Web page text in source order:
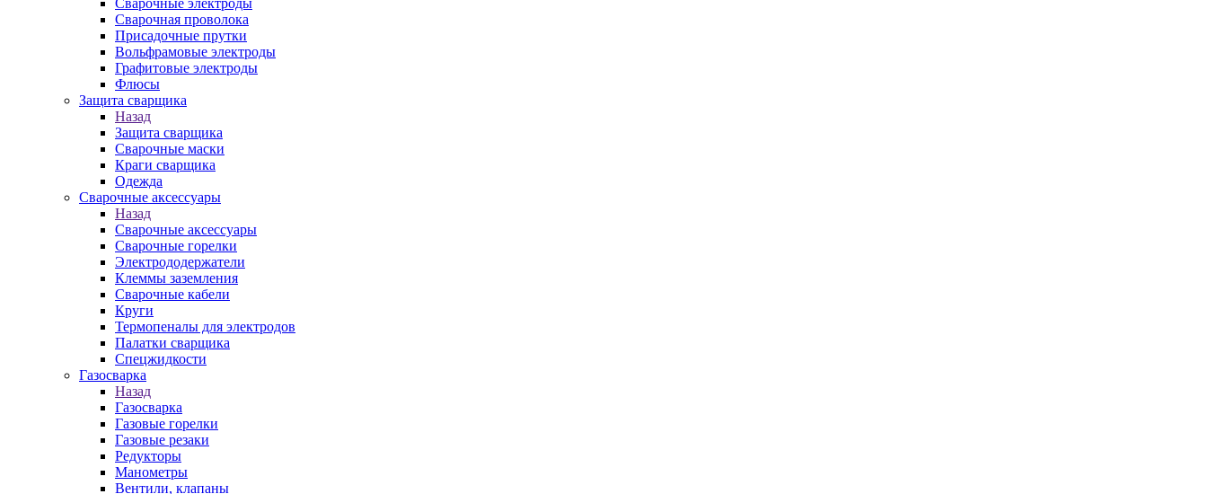
Сварочные электроды
Сварочная проволока
Присадочные прутки
Вольфрамовые электроды
Графитовые электроды
Флюсы
Защита сварщика
Назад
Защита сварщика
Сварочные маски
Краги сварщика
Одежда
Сварочные аксессуары
Назад
Сварочные аксессуары
Сварочные горелки
Электрододержатели
Клеммы заземления
Сварочные кабели
Круги
Термопеналы для электродов
Палатки сварщика
Спецжидкости
Газосварка
Назад
Газосварка
Газовые горелки
Газовые резаки
Редукторы
Манометры
Вентили, клапаны